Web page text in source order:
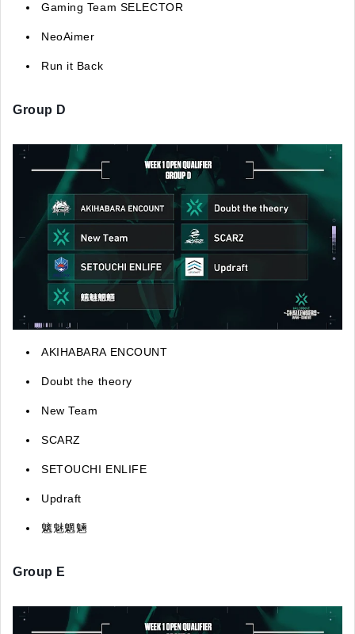
Gaming Team SELECTOR
NeoAimer
Run it Back
Group D
AKIHABARA ENCOUNT
Doubt the theory
New Team
SCARZ
SETOUCHI ENLIFE
Updraft
魑魅魍魎
Group E